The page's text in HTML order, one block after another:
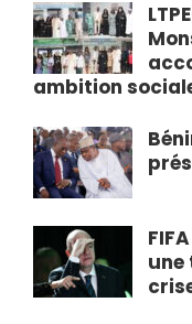
ambition
une